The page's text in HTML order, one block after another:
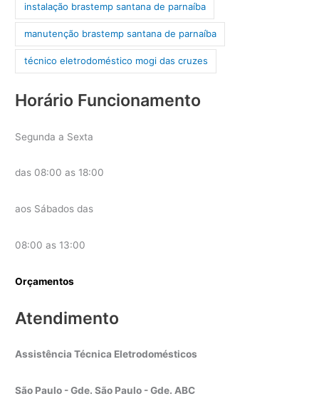
instalação brastemp santana de parnaíba
manutenção brastemp santana de parnaíba
técnico eletrodoméstico mogi das cruzes
Horário Funcionamento
Segunda a Sexta
das 08:00 as 18:00
aos Sábados das
08:00 as 13:00
Orçamentos
Atendimento
Assistência Técnica Eletrodomésticos
São Paulo - Gde. São Paulo - Gde. ABC